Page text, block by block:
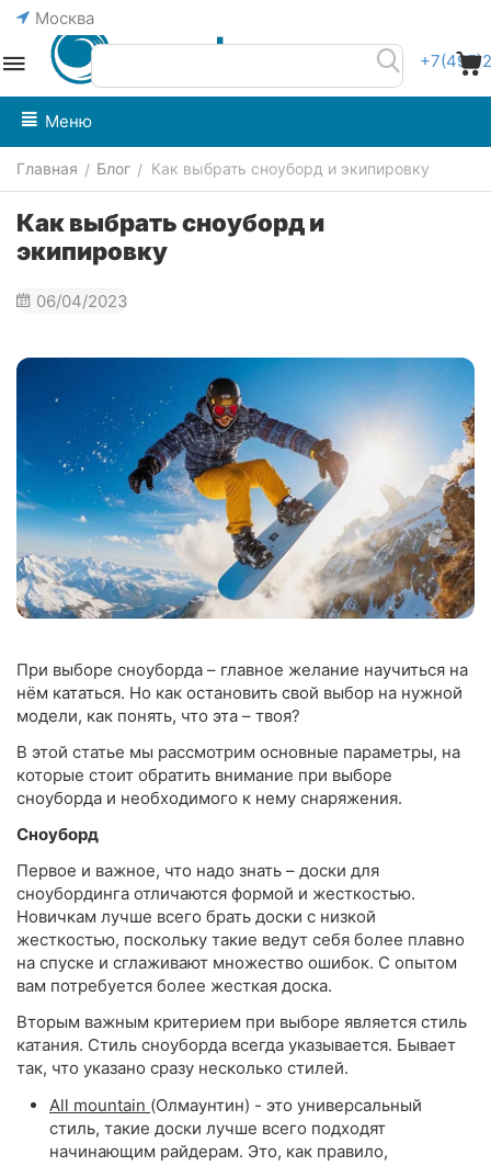
Москва
Меню
Главная / Блог / Как выбрать сноуборд и экипировку
Как выбрать сноуборд и
экипировку
06/04/2023
При выборе сноуборда – главное желание научиться на
нём кататься. Но как остановить свой выбор на нужной
модели, как понять, что эта – твоя?
В этой статье мы рассмотрим основные параметры, на
которые стоит обратить внимание при выборе
сноуборда и необходимого к нему снаряжения.
Сноуборд
Первое и важное, что надо знать – доски для
сноубординга отличаются формой и жесткостью.
Новичкам лучше всего брать доски с низкой
жесткостью, поскольку такие ведут себя более плавно
на спуске и сглаживают множество ошибок. С опытом
вам потребуется более жесткая доска.
Вторым важным критерием при выборе является стиль
катания. Стиль сноуборда всегда указывается. Бывает
так, что указано сразу несколько стилей.
All mountain (Олмаунтин) - это универсальный
стиль, такие доски лучше всего подходят
начинающим райдерам. Это, как правило,